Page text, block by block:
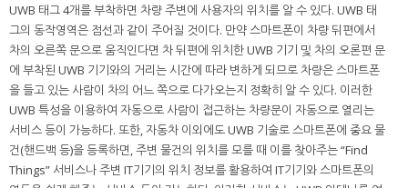
UWB 태그 4개를 부착하면 차량 주변에 사용자의 위치를 알 수 있다. UWB 태
그의 동작영역은 점선과 같이 주어질 것이다. 만약 스마트폰이 차량 뒤편에서
차의 오른쪽 문으로 움직인다면 차 뒤편에 위치한 UWB 기기 및 차의 오론편 문
에 부착된 UWB 기기와의 거리는 시간에 따라 변하게 되므로 차량은 스마트폰
을 들고 있는 사람이 차의 어느 쪽으로 다가오는지 정확히 알 수 있다. 이러한
UWB 특성을 이용하여 자동으로 사람이 접근하는 차량문이 자동으로 열리는
서비스 등이 가능하다. 또한, 자동차 이외에도 UWB 기술로 스마트폰에 중요 물
건(핸드백 등)을 등록하면, 주변 물건의 위치를 모를 때 이를 찾아주는 “Find
Things” 서비스나 주변 IT기기의 위치 정보를 활용하여 IT기기와 스마트폰의